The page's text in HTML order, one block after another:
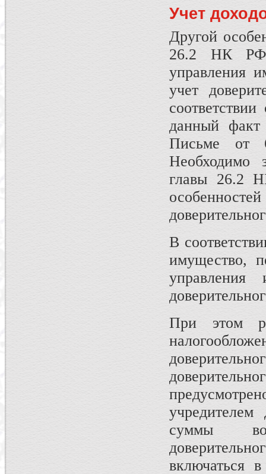
Учет
Другой
26.2 НК РФ
управления
учет
данный факт
Письме от
Необходимо
главы 26.2
В
имущество,
управления
При этом
учредителем
суммы
включаться